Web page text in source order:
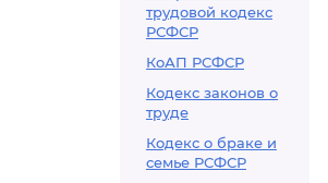
трудовой кодекс
РСФСР
КоАП РСФСР
Кодекс законов о
труде
Кодекс о браке и
семье РСФСР